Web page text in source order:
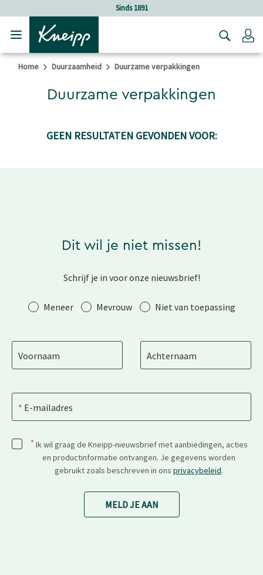
Verder gaan naar hoofdinhoud.Sinds 1891
Home Duurzaamheid Duurzame verpakkingen
Duurzame verpakkingen
GEEN RESULTATEN GEVONDEN VOOR:
Dit wil je niet missen!
Schrijf je in voor onze nieuwsbrief!
AanhefMeneer Mevrouw Niet van toepassing
Voornaam Achternaam
E-mailadres
* Ik wil graag de Kneipp-nieuwsbrief met aanbiedingen, acties
en productinformatie ontvangen. Je gegevens worden
gebruikt zoals beschreven in ons privacybeleid.
MELD JE AAN